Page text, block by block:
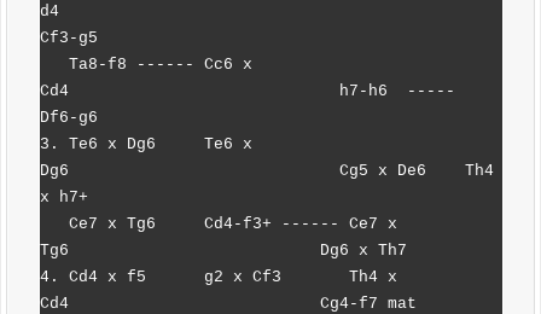
d4
Cf3-g5
Ta8-f8 ------ Cc6 x
Cd4 h7-h6 -----
Df6-g6
3. Te6 x Dg6 Te6 x
Dg6 Cg5 x De6 Th4
x h7+
Ce7 x Tg6 Cd4-f3+ ------ Ce7 x
Tg6 Dg6 x Th7
4. Cd4 x f5 g2 x Cf3 Th4 x
Cd4 Cg4-f7 mat